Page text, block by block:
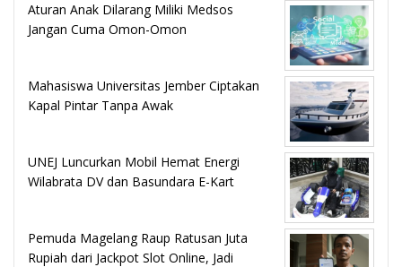
Aturan Anak Dilarang Miliki Medsos
Jangan Cuma Omon-Omon
Mahasiswa Universitas Jember Ciptakan
Kapal Pintar Tanpa Awak
UNEJ Luncurkan Mobil Hemat Energi
Wilabrata DV dan Basundara E-Kart
Pemuda Magelang Raup Ratusan Juta
Rupiah dari Jackpot Slot Online, Jadi